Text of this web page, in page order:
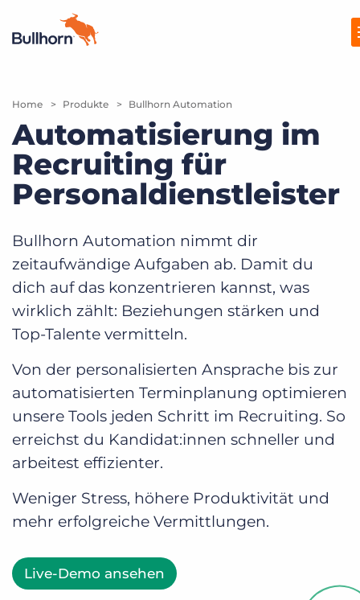
Produkte
Preise
Ressourcen
Unternehmen
Demo anfragen Login
Home Produkte Bullhorn Automation
Automatisierung im
Recruiting für
Personaldienstleister
Bullhorn Automation nimmt dir
zeitaufwändige Aufgaben ab. Damit du
dich auf das konzentrieren kannst, was
wirklich zählt: Beziehungen stärken und
Top-Talente vermitteln.
Von der personalisierten Ansprache bis zur
automatisierten Terminplanung optimieren
unsere Tools jeden Schritt im Recruiting. So
erreichst du Kandidat:innen schneller und
arbeitest effizienter.
Weniger Stress, höhere Produktivität und
mehr erfolgreiche Vermittlungen.
Live-Demo ansehen